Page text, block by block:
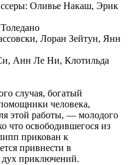
Оливье Накаш, Эрик
Лоран Зейтун, Янн
Анн Ле Ни, Клотильда
случая, богатый
человека,
этой работы, — молодого
что освободившегося из
прикован к
привнести в
дух приключений.